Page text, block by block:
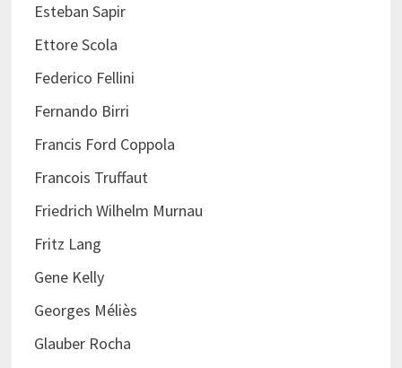
Esteban Sapir
Ettore Scola
Federico Fellini
Fernando Birri
Francis Ford Coppola
Francois Truffaut
Friedrich Wilhelm Murnau
Fritz Lang
Gene Kelly
Georges Méliès
Glauber Rocha